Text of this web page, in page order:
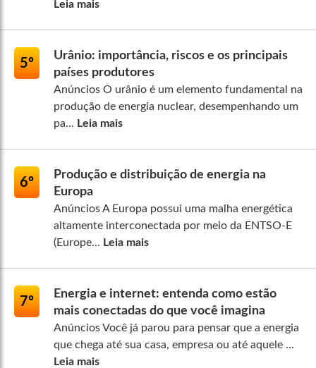
Leia mais
5º
Urânio: importância, riscos e os principais
países produtores
Anúncios O urânio é um elemento fundamental na
produção de energia nuclear, desempenhando um
pa... Leia mais
6º
Produção e distribuição de energia na
Europa
Anúncios A Europa possui uma malha energética
altamente interconectada por meio da ENTSO-E
(Europe... Leia mais
7º
Energia e internet: entenda como estão
mais conectadas do que você imagina
Anúncios Você já parou para pensar que a energia
que chega até sua casa, empresa ou até aquele ...
Leia mais